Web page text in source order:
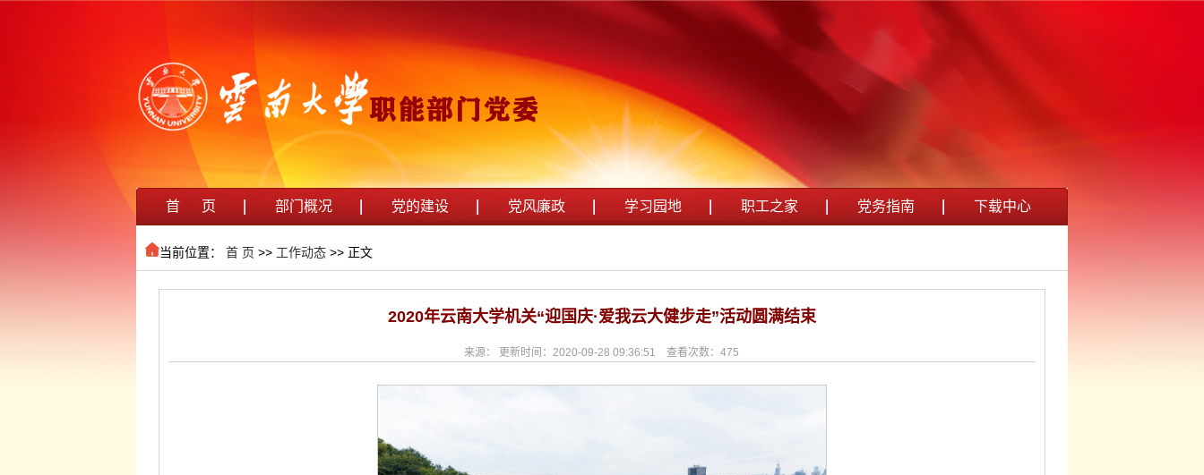
首 页 部门概况 党的建设 党风廉政 学习园地 职工之家 党务指南 下载中心
当前位置： 首 页 >> 工作动态 >> 正文
2020年云南大学机关“迎国庆·爱我云大健步走”活动圆满结束
来源： 更新时间：2020-09-28 09:36:51 查看次数：475